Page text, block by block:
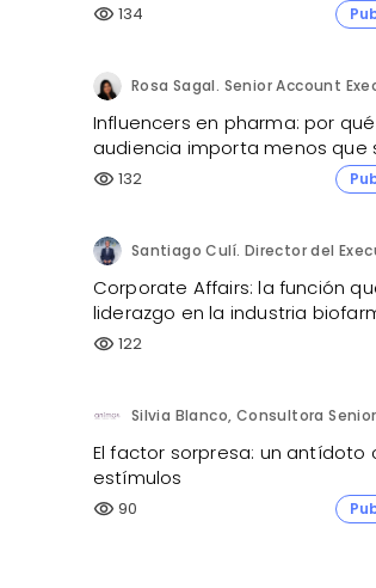
visibility 134
Rosa Sagal. Senior Account
Influencers en pharma: por
audiencia importa menos que
visibility 132
Corporate Affairs: la función
liderazgo en la industria
visibility 122
El factor sorpresa: un
estímulos
visibility 90